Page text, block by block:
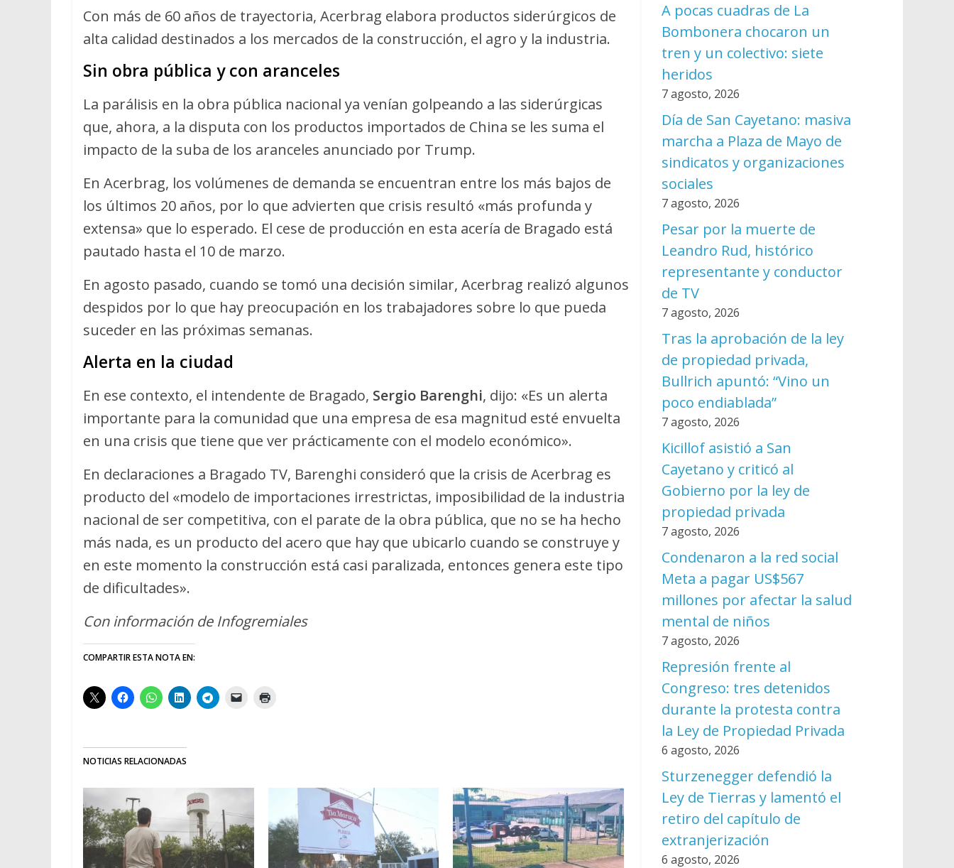
Con más de 60 años de trayectoria, Acerbrag elabora productos siderúrgicos de
alta calidad destinados a los mercados de la construcción, el agro y la industria.
Sin obra pública y con aranceles
La parálisis en la obra pública nacional ya venían golpeando a las siderúrgicas
que, ahora, a la disputa con los productos importados de China se les suma el
impacto de la suba de los aranceles anunciado por Trump.
En Acerbrag, los volúmenes de demanda se encuentran entre los más bajos de
los últimos 20 años, por lo que advierten que crisis resultó «más profunda y
extensa» que lo esperado. El cese de producción en esta acería de Bragado está
pautado hasta el 10 de marzo.
En agosto pasado, cuando se tomó una decisión similar, Acerbrag realizó algunos
despidos por lo que hay preocupación en los trabajadores sobre lo que pueda
suceder en las próximas semanas.
Alerta en la ciudad
En ese contexto, el intendente de Bragado, Sergio Barenghi, dijo: «Es un alerta
importante para la comunidad que una empresa de esa magnitud esté envuelta
en una crisis que tiene que ver prácticamente con el modelo económico».
En declaraciones a Bragado TV, Barenghi consideró que la crisis de Acerbrag es
producto del «modelo de importaciones irrestrictas, imposibilidad de la industria
nacional de ser competitiva, con el parate de la obra pública, que no se ha hecho
más nada, es un producto del acero que hay que ubicarlo cuando se construye y
en este momento la construcción está casi paralizada, entonces genera este tipo
de dificultades».
Con información de Infogremiales
COMPARTIR ESTA NOTA EN:
NOTICIAS RELACIONADAS
A pocas cuadras de La
Bombonera chocaron un
tren y un colectivo: siete
heridos
7 agosto, 2026
Día de San Cayetano: masiva
marcha a Plaza de Mayo de
sindicatos y organizaciones
sociales
7 agosto, 2026
Pesar por la muerte de
Leandro Rud, histórico
representante y conductor
de TV
7 agosto, 2026
Tras la aprobación de la ley
de propiedad privada,
Bullrich apuntó: “Vino un
poco endiablada”
7 agosto, 2026
Kicillof asistió a San
Cayetano y criticó al
Gobierno por la ley de
propiedad privada
7 agosto, 2026
Condenaron a la red social
Meta a pagar US$567
millones por afectar la salud
mental de niños
7 agosto, 2026
Represión frente al
Congreso: tres detenidos
durante la protesta contra
la Ley de Propiedad Privada
6 agosto, 2026
Sturzenegger defendió la
Ley de Tierras y lamentó el
retiro del capítulo de
extranjerización
6 agosto, 2026